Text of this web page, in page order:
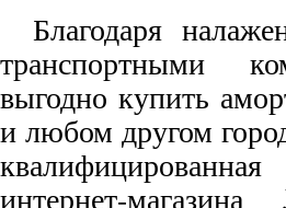
Благодаря
транспортными
выгодно купить
и любом другом
интернет-